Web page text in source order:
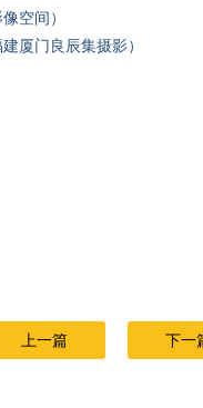
空间）
厦门良辰集摄影）
上一篇 下一